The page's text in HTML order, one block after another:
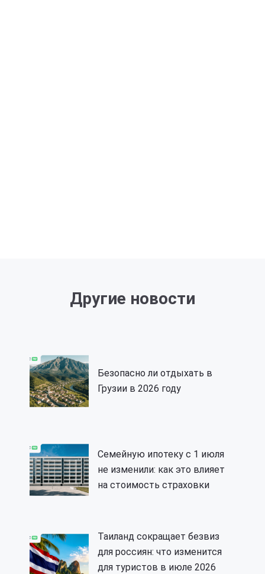
Другие новости
Безопасно ли отдыхать в
Грузии в 2026 году
Семейную ипотеку с 1 июля
не изменили: как это влияет
на стоимость страховки
Таиланд сокращает безвиз
для россиян: что изменится
для туристов в июле 2026